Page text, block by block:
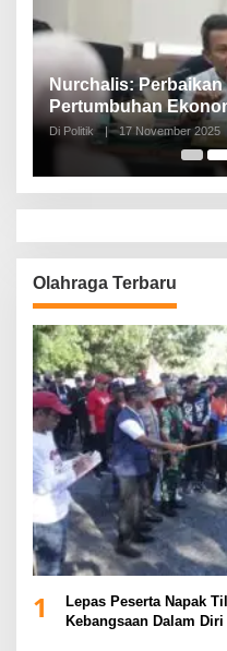
Nurchalis:
Pertumbuhan
Di Politik | 17 November 2025
Olahraga Terbaru
1
Lepas Peserta Napak
Kebangsaan Dalam